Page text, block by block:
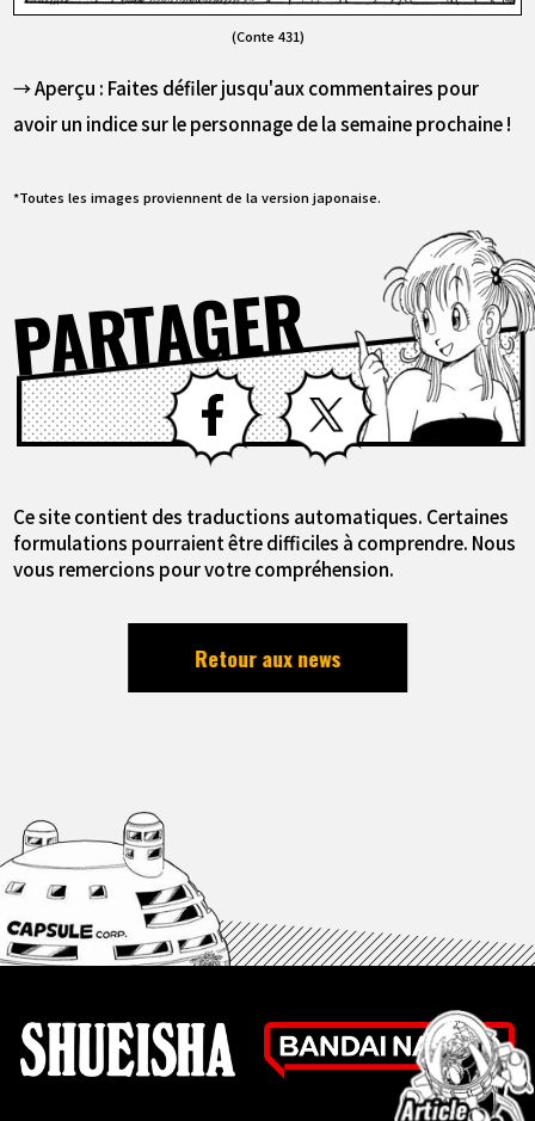
(Conte 431)
→ Aperçu : Faites défiler jusqu'aux commentaires pour
avoir un indice sur le personnage de la semaine prochaine !
*Toutes les images proviennent de la version japonaise.
PARTAGERFacebook X
Ce site contient des traductions automatiques. Certaines
formulations pourraient être difficiles à comprendre. Nous
vous remercions pour votre compréhension.
Retour aux news